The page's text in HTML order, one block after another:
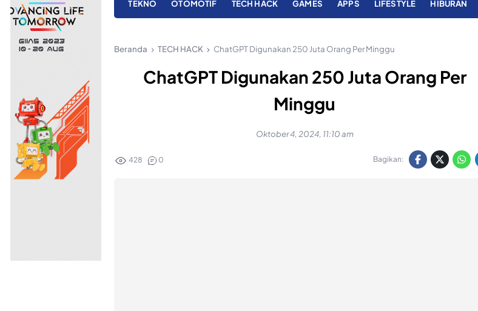
TEKNO OTOMOTIF TECH HACK GAMES APPS LIFESTYLE HIBURAN
Beranda TECH HACK ChatGPT Digunakan 250 Juta Orang Per Minggu
ChatGPT Digunakan 250 Juta Orang Per
Minggu
Oktober 4, 2024, 11:10 am
428 0 Bagikan: